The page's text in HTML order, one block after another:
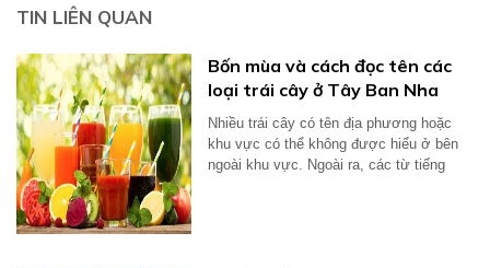
TIN LIÊN QUAN
Bốn mùa và cách đọc tên các
loại trái cây ở Tây Ban Nha
Nhiều trái cây có tên địa phương hoặc
khu vực có thể không được hiểu ở bên
ngoài khu vực. Ngoài ra, các từ tiếng